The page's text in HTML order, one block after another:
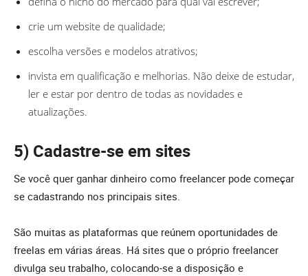
crie um website de qualidade;
escolha versões e modelos atrativos;
invista em qualificação e melhorias. Não deixe de estudar,
ler e estar por dentro de todas as novidades e
atualizações.
5) Cadastre-se em sites
Se você quer ganhar dinheiro como freelancer pode começar
se cadastrando nos principais sites.
São muitas as plataformas que reúnem oportunidades de
freelas em várias áreas. Há sites que o próprio freelancer
divulga seu trabalho, colocando-se a disposição e